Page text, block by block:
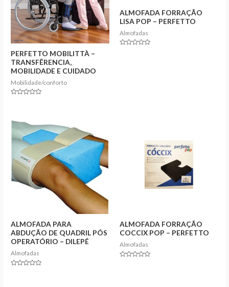
PERFETTO MOBILITTÀ –
TRANSFÊRENCIA,
MOBILIDADE E CUIDADO
Mobilidade/conforto
5
ALMOFADA FORRAÇÃO
LISA POP – PERFETTO
Almofadas
ALMOFADA PARA
ABDUÇÃO DE QUADRIL PÓS
OPERATÓRIO – DILEPÉ
Almofadas
ALMOFADA FORRAÇÃO
COCCIX POP – PERFETTO
Almofadas